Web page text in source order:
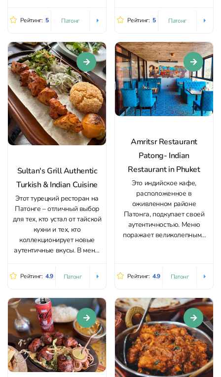
Занятия проходят в группах
и индивидуально, с
акцентом на технику и
физическую подготовку.
Отзывы...
Рейтинг: 5 Патонг
бальзамов до сумок,
кошельков и мелких
приятных вещей в дорогу.
Отдельное внимание здесь
уделяют поющим
(медитационным)...
Рейтинг: 5 Патонг
Sultan's Grill Authentic
Turkish & Indian Cuisine
Этот турецкий ресторан на
Патонге – отличный выбор
для тех, кто устал от тайской
кухни и тех, кто
коллекционирует новые
аутентичные вкусы. В меню
суп мерджимек, пудинг
сютлач и другие
традиционные блюда. Ну, и
как же без турецкого
завтрака, который стремится
растянуться по...
Рейтинг: 4.9 Патонг
Amritsr Restaurant
Patong- Indian
Restaurant in Phuket
Это индийское кафе,
расположенное в
оживленном районе
Патонга, подкупает своей
аутентичностью. Меню
поражает великолепными
приятного обеда или ужина.
индийские блюда с яркими,
пряными нотками, которые
могут быть довольно
острыми, поэтому будьте
готовы к кулинарным
испытаниям. Дизайн
помещения воссоздает
колорит Индии...
Рейтинг: 4.9 Патонг